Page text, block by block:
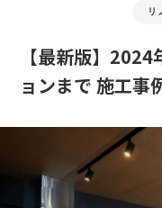
リ
【最新版】
ョンまで 施工事